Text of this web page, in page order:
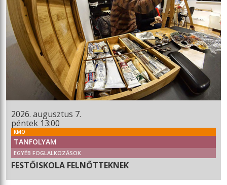
2026. augusztus 7.
péntek 13:00
KMO
TANFOLYAM
EGYÉB FOGLALKOZÁSOK
FESTŐISKOLA FELNŐTTEKNEK